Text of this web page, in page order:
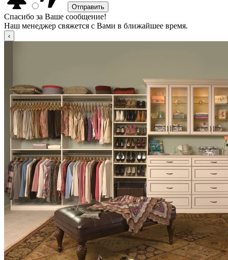
Спасибо за Ваше сообщение!
Наш менеджер свяжется с Вами в ближайшее время.